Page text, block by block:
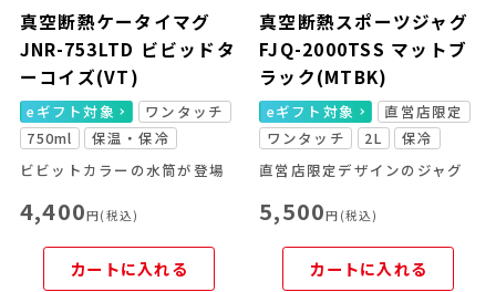
真空断熱ケータイマグ
JNR-753LTD ビビッドタ
ーコイズ(VT)
eギフト対象
ワンタッチ
750ml
保温・保冷
ビビットカラーの水筒が登場
4,400円(税込)
カートに入れる
真空断熱スポーツジャグ
FJQ-2000TSS マットブ
ラック(MTBK)
eギフト対象
直営店限定
ワンタッチ
2L
保冷
直営店限定デザインのジャグ
5,500円(税込)
カートに入れる